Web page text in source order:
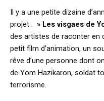
Il y a une petite dizaine
projet : » Les visgaes de
des artistes de raconter en
petit film d’animation, un
rêve d’une personne dont
de Yom Hazikaron, soldat
terrorisme.